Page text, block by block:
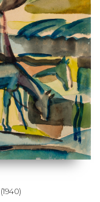
(1940)